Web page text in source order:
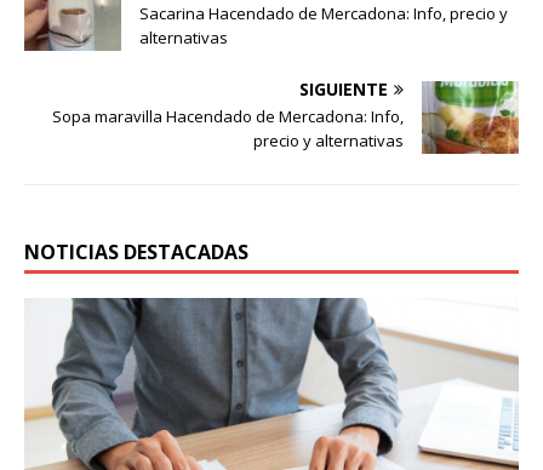
Sacarina Hacendado de Mercadona: Info, precio y
alternativas
SIGUIENTE
Sopa maravilla Hacendado de Mercadona: Info,
precio y alternativas
NOTICIAS DESTACADAS